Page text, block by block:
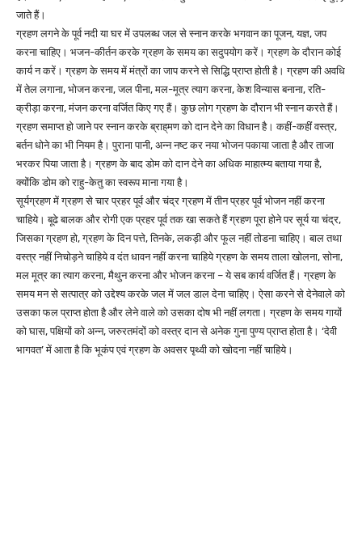
जाते हैं।
ग्रहण लगने के पूर्व नदी या घर में उपलब्ध जल से स्नान करके भगवान का पूजन, यज्ञ, जप
करना चाहिए। भजन-कीर्तन करके ग्रहण के समय का सदुपयोग करें। ग्रहण के दौरान कोई
कार्य न करें। ग्रहण के समय में मंत्रों का जाप करने से सिद्धि प्राप्त होती है। ग्रहण की अवधि
में तेल लगाना, भोजन करना, जल पीना, मल-मूत्र त्याग करना, केश विन्यास बनाना, रति-
क्रीड़ा करना, मंजन करना वर्जित किए गए हैं। कुछ लोग ग्रहण के दौरान भी स्नान करते हैं।
ग्रहण समाप्त हो जाने पर स्नान करके ब्राह्‌मण को दान देने का विधान है। कहीं-कहीं वस्त्र,
बर्तन धोने का भी नियम है। पुराना पानी, अन्न नष्ट कर नया भोजन पकाया जाता है और ताजा
भरकर पिया जाता है। ग्रहण के बाद डोम को दान देने का अधिक माहात्म्य बताया गया है,
क्योंकि डोम को राहु-केतु का स्वरूप माना गया है।
सूर्यग्रहण में ग्रहण से चार प्रहर पूर्व और चंद्र ग्रहण में तीन प्रहर पूर्व भोजन नहीं करना
चाहिये। बूढे बालक और रोगी एक प्रहर पूर्व तक खा सकते हैं ग्रहण पूरा होने पर सूर्य या चंद्र,
जिसका ग्रहण हो, ग्रहण के दिन पत्ते, तिनके, लकड़ी और फूल नहीं तोडना चाहिए। बाल तथा
वस्त्र नहीं निचोड़ने चाहिये व दंत धावन नहीं करना चाहिये ग्रहण के समय ताला खोलना, सोना,
मल मूत्र का त्याग करना, मैथुन करना और भोजन करना – ये सब कार्य वर्जित हैं। ग्रहण के
समय मन से सत्पात्र को उद्देश्य करके जल में जल डाल देना चाहिए। ऐसा करने से देनेवाले को
उसका फल प्राप्त होता है और लेने वाले को उसका दोष भी नहीं लगता। ग्रहण के समय गायों
को घास, पक्षियों को अन्न, जरुरतमंदों को वस्त्र दान से अनेक गुना पुण्य प्राप्त होता है। ‘देवी
भागवत’ में आता है कि भूकंप एवं ग्रहण के अवसर पृथ्वी को खोदना नहीं चाहिये।